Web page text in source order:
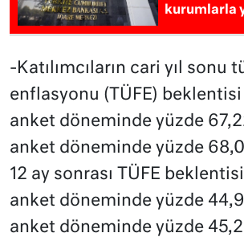
kurumlarla
-Katılımcıların cari yıl sonu
enflasyonu (TÜFE)
anket döneminde yüzde
anket döneminde yüzde
12 ay sonrası TÜFE
anket döneminde yüzde
anket döneminde yüzde